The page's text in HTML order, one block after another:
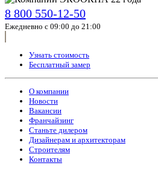
8 800 550-12-50
Ежедневно с 09:00 до 21:00
Узнать стоимость
Бесплатный замер
О компании
Новости
Вакансии
Франчайзинг
Станьте дилером
Дизайнерам и архитекторам
Строителям
Контакты